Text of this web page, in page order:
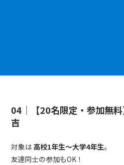
04｜【20名限定・参加無
吉
対象は 高校1年生～大学4年生。
友達同士の参加もOK！